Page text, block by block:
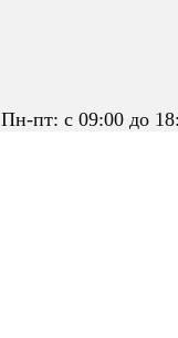
Пн-пт: с 09:00 до